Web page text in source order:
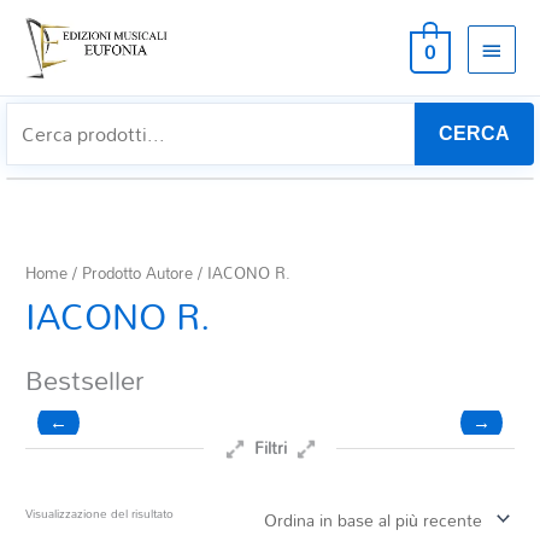
0
CERCA
Home/ Prodotto Autore / IACONO R.
IACONO R.
Bestseller
← →
Filtri
Visualizzazione del risultato